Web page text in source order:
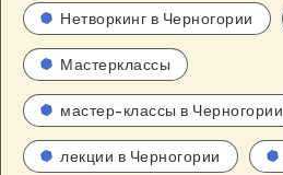
Нетворкинг в Черногории
Мастерклассы
мастер-классы в Черногории
лекции в Черногории